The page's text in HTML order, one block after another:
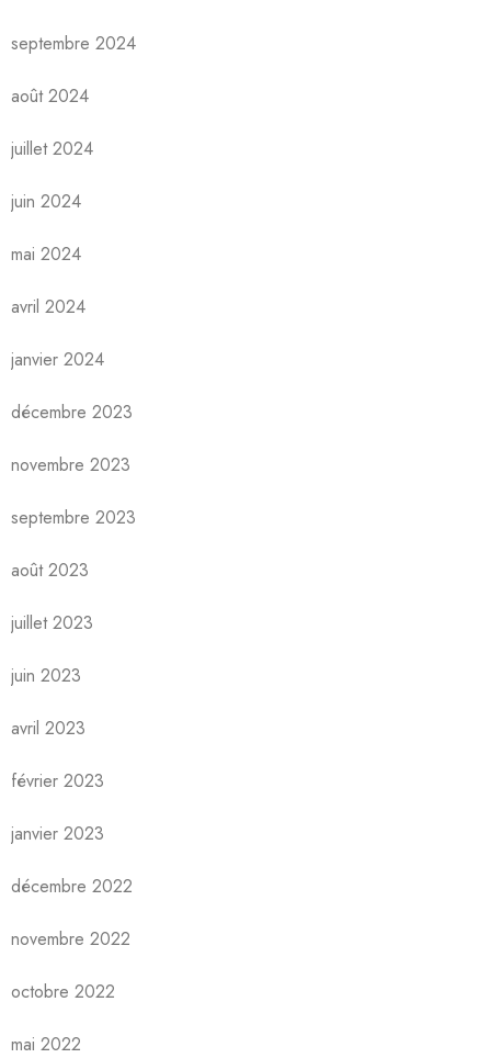
septembre 2024
août 2024
juillet 2024
juin 2024
mai 2024
avril 2024
janvier 2024
décembre 2023
novembre 2023
septembre 2023
août 2023
juillet 2023
juin 2023
avril 2023
février 2023
janvier 2023
décembre 2022
novembre 2022
octobre 2022
mai 2022